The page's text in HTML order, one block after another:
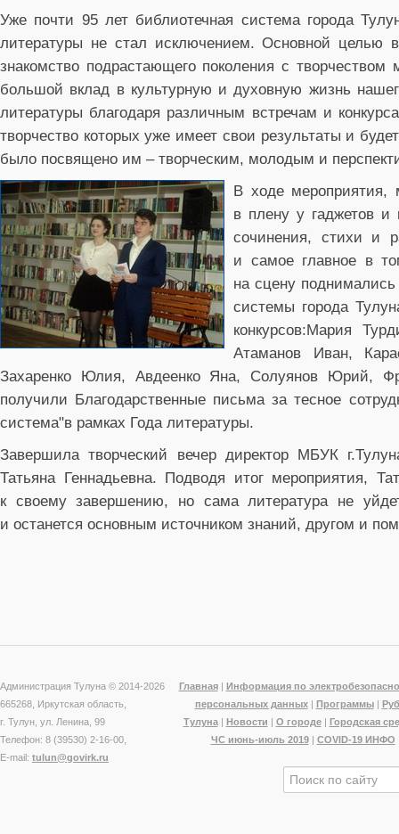
Уже почти 95 лет библиотечная система города
литературы не стал исключением. Основной целью
знакомство подрастающего поколения с
большой вклад в культурную и духовную жизнь
литературы благодаря различным встречам и
творчество которых уже имеет свои результаты и
было посвящено им – творческим, молодым и
В ходе мероприятия,
в плену у гаджетов
сочинения, стихи и
и самое главное в
на сцену
системы города
конкурсов:Мария
Атаманов Иван,
Захаренко Юлия, Авдеенко Яна, Солуянов Юрий,
получили Благодарственные письма за тесное
система"в рамках Года литературы.
Завершила творческий вечер директор МБУК
Татьяна Геннадьевна. Подводя итог мероприятия,
к своему завершению, но сама литература не
и останется основным источником знаний, другом и
Администрация Тулуна © 2014-2026
665268, Иркутская область,
г. Тулун, ул. Ленина, 99
Телефон: 8 (39530) 2-16-00,
E-mail: tulun@govirk.ru
Главная| Информация по
персональных данных| Программы|
Тулуна| Новости | О городе| Городская
ЧС июнь-июль 2019| COVID-19 ИНФО